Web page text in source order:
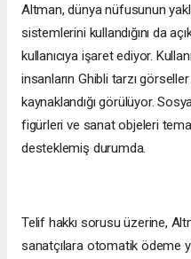
Altman, dünya nüfusunun
sistemlerini kullandığını da
kullanıcıya işaret ediyor.
insanların Ghibli tarzı
kaynaklandığı görülüyor.
figürleri ve sanat objeleri
desteklemiş durumda.
Telif hakkı sorusu üzerine,
sanatçılara otomatik ödeme